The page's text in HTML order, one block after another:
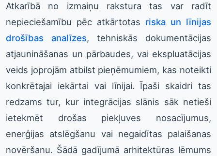
Atkarībā no izmaiņu rakstura tas var radīt
nepieciešamību pēc atkārtotas riska un līnijas
drošības analīzes, tehniskās dokumentācijas
atjaunināšanas un pārbaudes, vai ekspluatācijas
veids joprojām atbilst pieņēmumiem, kas noteikti
konkrētajai iekārtai vai līnijai. Īpaši skaidri tas
redzams tur, kur integrācijas slānis sāk netieši
ietekmēt drošas piekļuves nosacījumus,
enerģijas atslēgšanu vai negaidītas palaišanas
novēršanu. Šādā gadījumā arhitektūras lēmums